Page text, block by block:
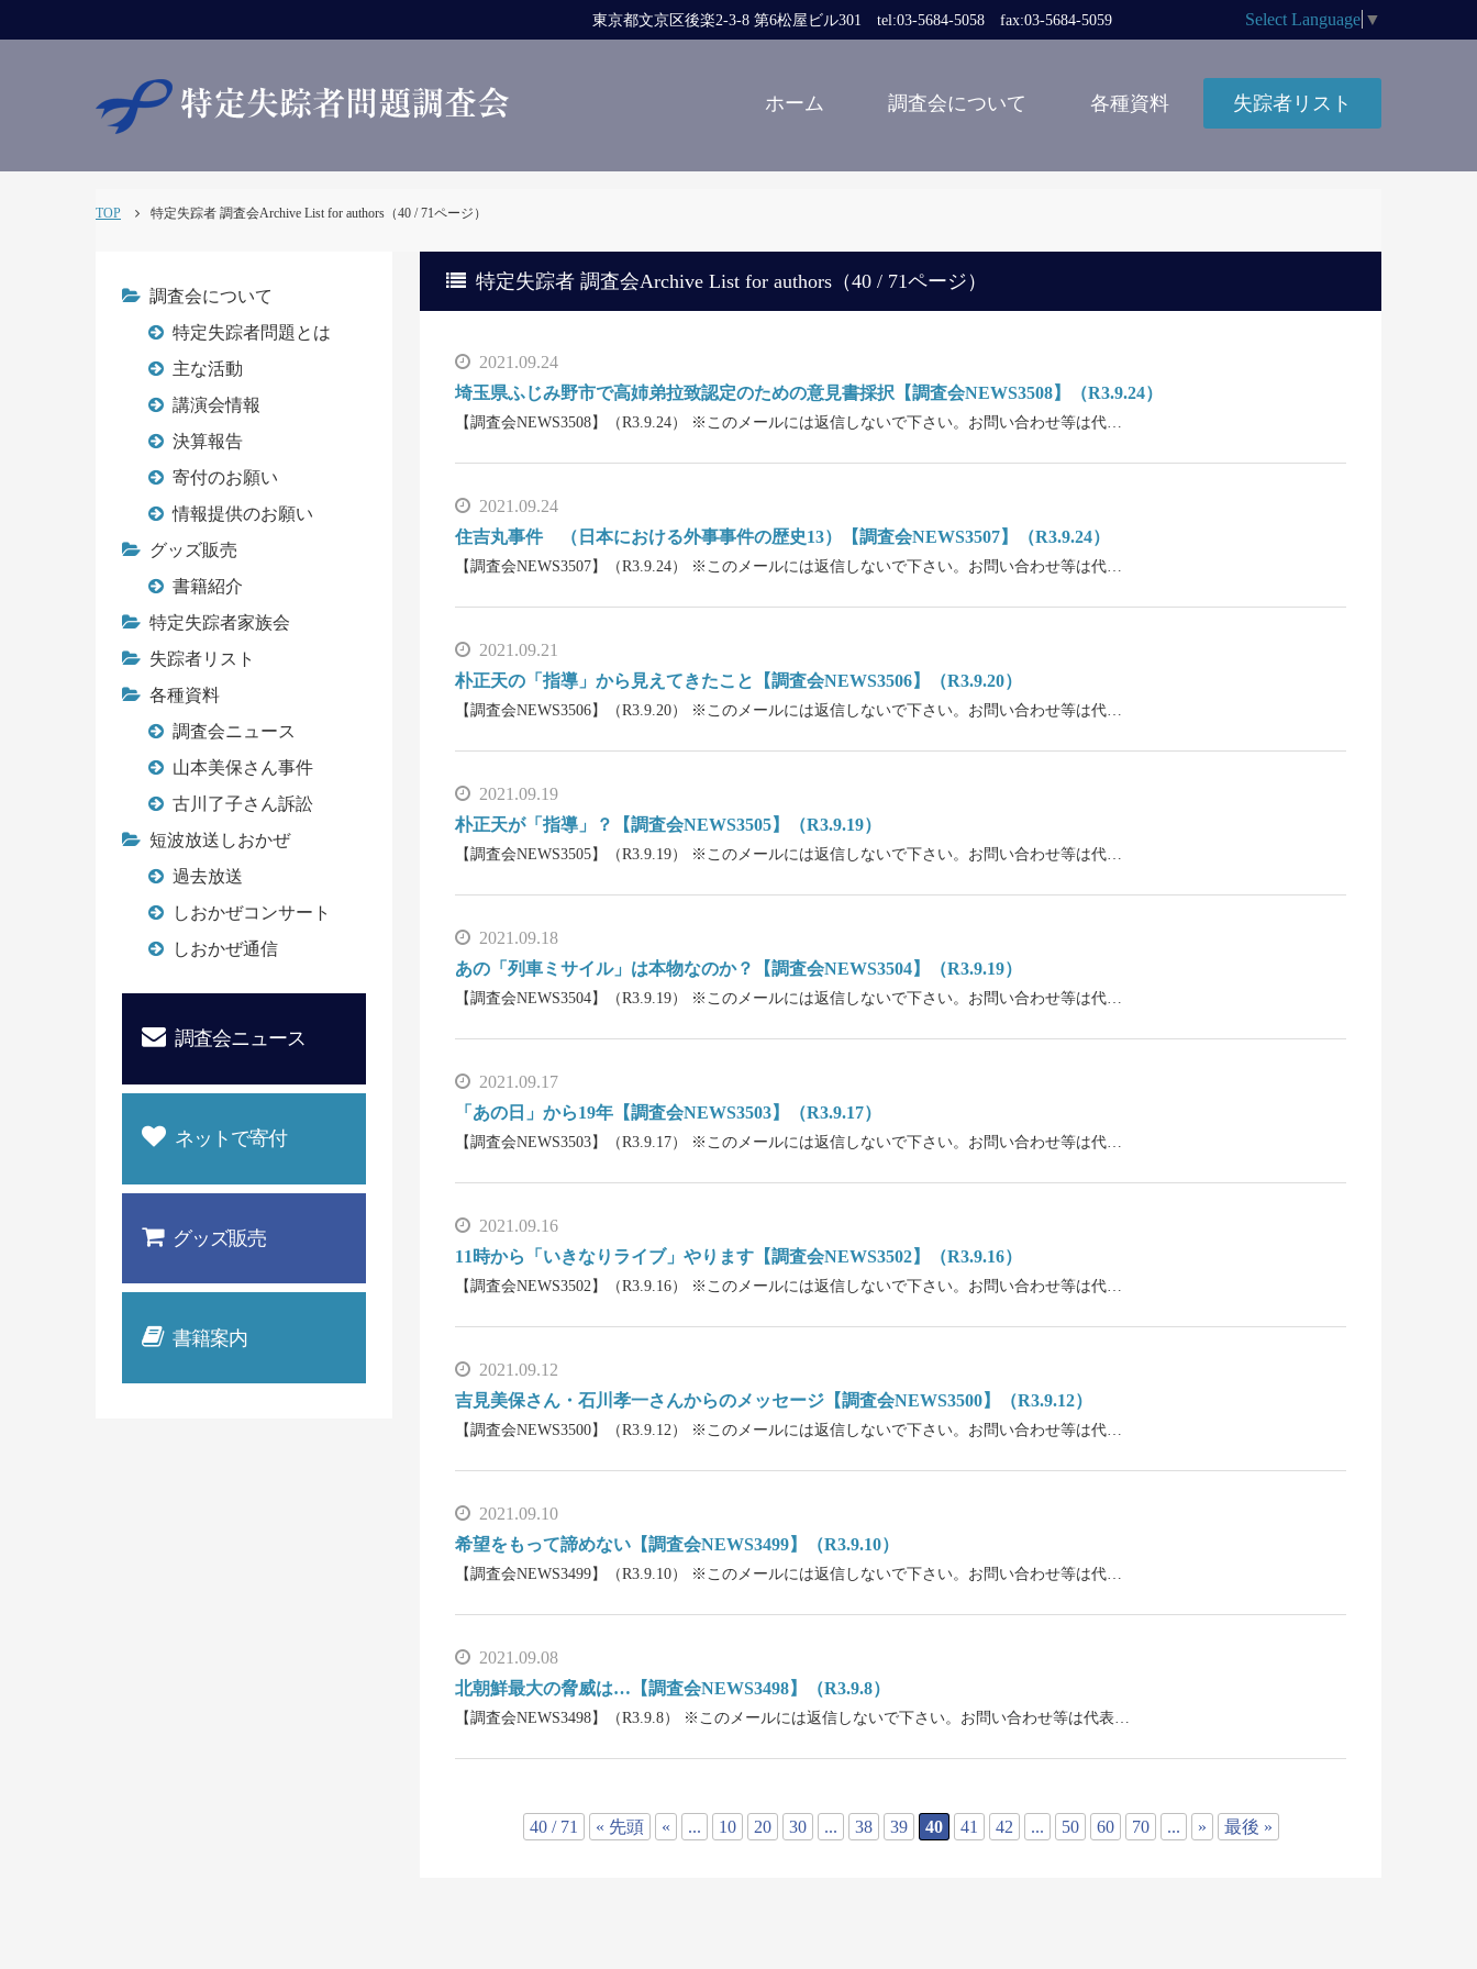
東京都文京区後楽2-3-8 第6松屋ビル301 tel:03-5684-5058 fax:03-5684-5059 Select Language ▼
ホーム 調査会について 各種資料 失踪者リスト
TOP 特定失踪者 調査会Archive List for authors（40 / 71ページ）
特定失踪者 調査会Archive List for authors（40 / 71ページ）
2021.09.24
埼玉県ふじみ野市で高姉弟拉致認定のための意見書採択【調査会NEWS3508】（R3.9.24）
【調査会NEWS3508】（R3.9.24） ※このメールには返信しないで下さい。お問い合わせ等は代…
2021.09.24
住吉丸事件 （日本における外事事件の歴史13）【調査会NEWS3507】（R3.9.24）
【調査会NEWS3507】（R3.9.24） ※このメールには返信しないで下さい。お問い合わせ等は代…
2021.09.21
朴正天の「指導」から見えてきたこと【調査会NEWS3506】（R3.9.20）
【調査会NEWS3506】（R3.9.20） ※このメールには返信しないで下さい。お問い合わせ等は代…
2021.09.19
朴正天が「指導」？【調査会NEWS3505】（R3.9.19）
【調査会NEWS3505】（R3.9.19） ※このメールには返信しないで下さい。お問い合わせ等は代…
2021.09.18
あの「列車ミサイル」は本物なのか？【調査会NEWS3504】（R3.9.19）
【調査会NEWS3504】（R3.9.19） ※このメールには返信しないで下さい。お問い合わせ等は代…
2021.09.17
「あの日」から19年【調査会NEWS3503】（R3.9.17）
【調査会NEWS3503】（R3.9.17） ※このメールには返信しないで下さい。お問い合わせ等は代…
2021.09.16
11時から「いきなりライブ」やります【調査会NEWS3502】（R3.9.16）
【調査会NEWS3502】（R3.9.16） ※このメールには返信しないで下さい。お問い合わせ等は代…
2021.09.12
吉見美保さん・石川孝一さんからのメッセージ【調査会NEWS3500】（R3.9.12）
【調査会NEWS3500】（R3.9.12） ※このメールには返信しないで下さい。お問い合わせ等は代…
2021.09.10
希望をもって諦めない【調査会NEWS3499】（R3.9.10）
【調査会NEWS3499】（R3.9.10） ※このメールには返信しないで下さい。お問い合わせ等は代…
2021.09.08
北朝鮮最大の脅威は…【調査会NEWS3498】（R3.9.8）
【調査会NEWS3498】（R3.9.8） ※このメールには返信しないで下さい。お問い合わせ等は代表…
40 / 71 « 先頭 « ... 10 20 30 ... 38 39 40 41 42 ... 50 60 70 ... » 最後 »
調査会について
特定失踪者問題とは
主な活動
講演会情報
決算報告
寄付のお願い
情報提供のお願い
グッズ販売
書籍紹介
特定失踪者家族会
失踪者リスト
各種資料
調査会ニュース
山本美保さん事件
古川了子さん訴訟
短波放送しおかぜ
過去放送
しおかぜコンサート
しおかぜ通信
調査会ニュース
ネットで寄付
グッズ販売
書籍案内